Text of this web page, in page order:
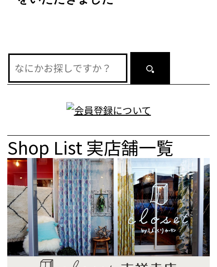
ョ
Shop List実店舗一覧